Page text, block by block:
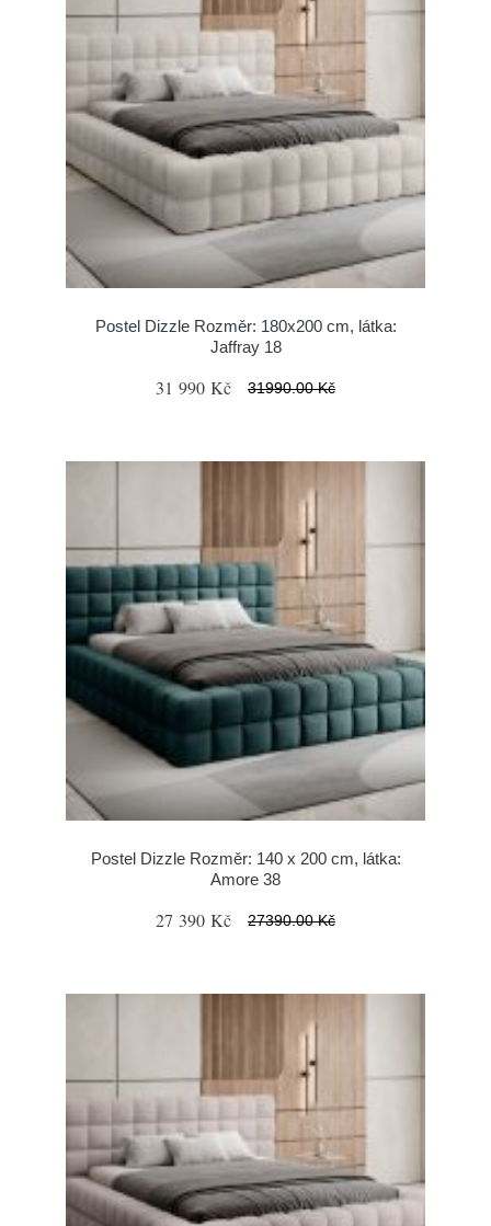
Postel Dizzle Rozměr: 180x200 cm, látka:
Jaffray 18
31 990 Kč 31990.00 Kč
Postel Dizzle Rozměr: 140 x 200 cm, látka:
Amore 38
27 390 Kč 27390.00 Kč